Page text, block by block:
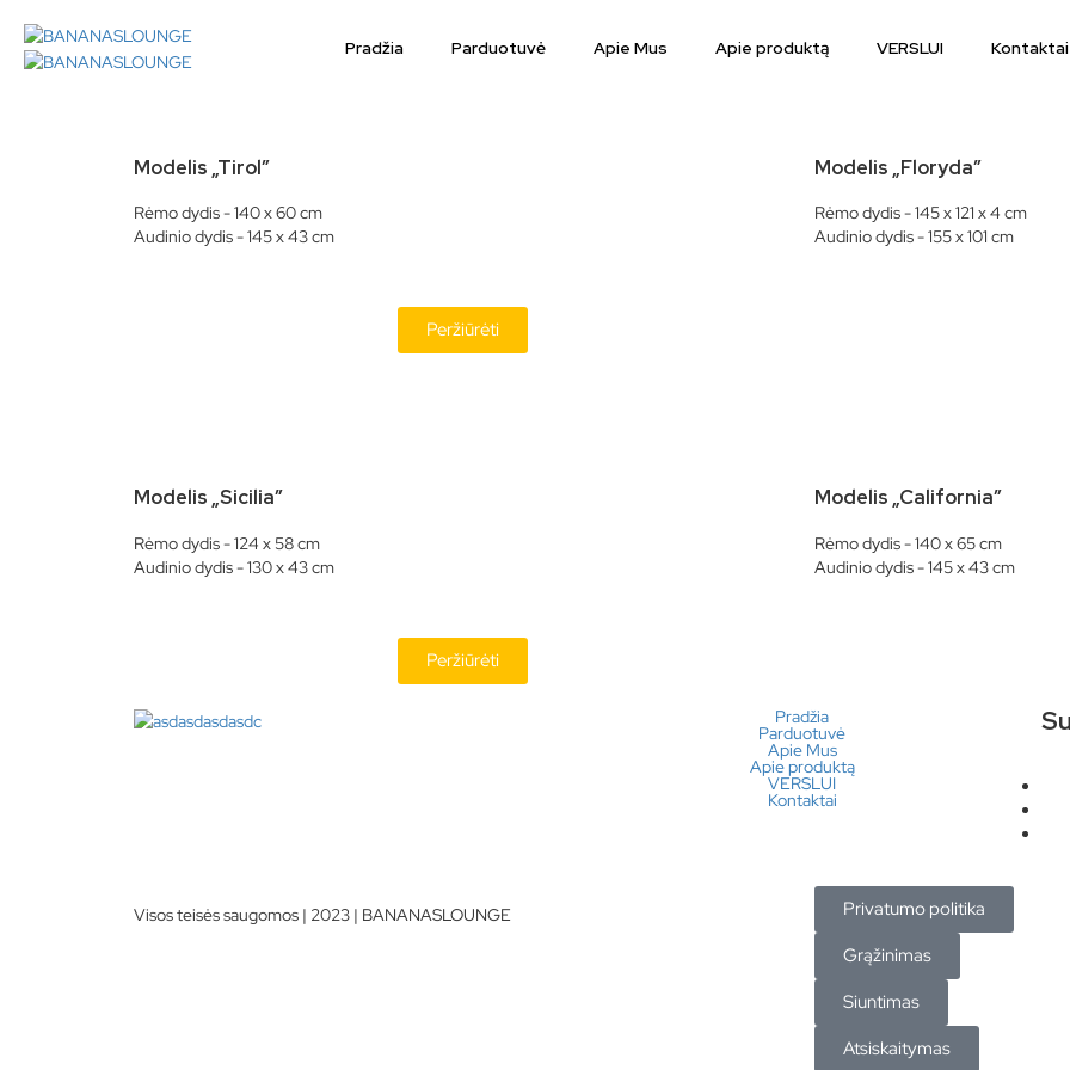
Pradžia Parduotuvė Apie Mus Apie produktą VERSLUI Kontaktai
Modelis „Tirol”
Rėmo dydis - 140 x 60 cm
Audinio dydis - 145 x 43 cm
Peržiūrėti
Modelis „Floryda”
Rėmo dydis - 145 x 121 x 4 cm
Audinio dydis - 155 x 101 cm
Modelis „Sicilia”
Rėmo dydis - 124 x 58 cm
Audinio dydis - 130 x 43 cm
Peržiūrėti
Modelis „California”
Rėmo dydis - 140 x 65 cm
Audinio dydis - 145 x 43 cm
Pradžia
Parduotuvė
Apie Mus
Apie produktą
VERSLUI
Kontaktai
Visos teisės saugomos | 2023 | BANANASLOUNGE
Privatumo politika
Grąžinimas
Siuntimas
Atsiskaitymas